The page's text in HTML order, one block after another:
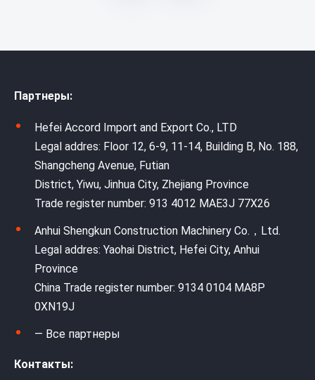
Партнеры:
Hefei Accord Import and Export Co., LTD
Legal addres: Floor 12, 6-9, 11-14, Building B, No. 188,
Shangcheng Avenue, Futian
District, Yiwu, Jinhua City, Zhejiang Province
Trade register number: 913 4012 MAE3J 77X26
Anhui Shengkun Construction Machinery Co.，Ltd.
Legal addres: Yaohai District, Hefei City, Anhui
Province
China Trade register number: 9134 0104 MA8P
0XN19J
— Все партнеры
Контакты: